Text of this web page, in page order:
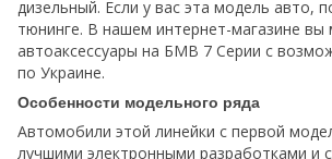
дизельный. Если у вас эта модель авто,
тюнинге. В нашем интернет-магазине вы
автоаксессуары на БМВ 7 Серии с
по Украине.
Особенности модельного ряда
Автомобили этой линейки с первой
лучшими электронными разработками и